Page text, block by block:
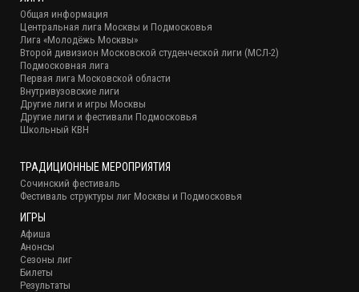
Общая информация
Центральная лига Москвы и Подмосковья
Лига «Молодёжь Москвы»
Второй дивизион Московской студенческой лиги (МСЛ-2)
Подмосковная лига
Первая лига Московской области
Внутривузовские лиги
Другие лиги и игры Москвы
Другие лиги и фестивали Подмосковья
Школьный КВН
ТРАДИЦИОННЫЕ МЕРОПРИЯТИЯ
Сочинский фестиваль
Фестиваль структуры лиг Москвы и Подмосковья
ИГРЫ
Афиша
Анонсы
Сезоны лиг
Билеты
Результаты